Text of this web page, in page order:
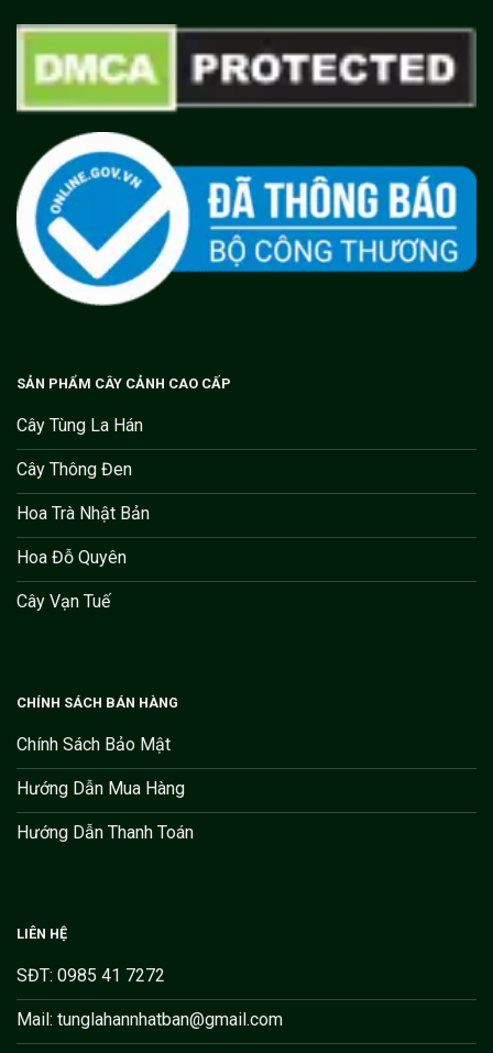
SẢN PHẨM CÂY CẢNH CAO CẤP
Cây Tùng La Hán
Cây Thông Đen
Hoa Trà Nhật Bản
Hoa Đỗ Quyên
Cây Vạn Tuế
CHÍNH SÁCH BÁN HÀNG
Chính Sách Bảo Mật
Hướng Dẫn Mua Hàng
Hướng Dẫn Thanh Toán
LIÊN HỆ
SĐT: 0985 41 7272
Mail: tunglahannhatban@gmail.com